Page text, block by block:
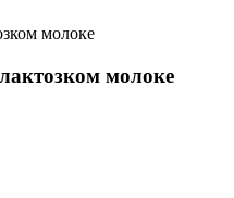
молоке